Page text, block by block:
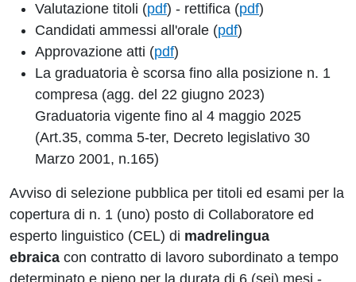
Valutazione titoli (pdf) - rettifica (pdf)
Candidati ammessi all'orale (pdf)
Approvazione atti (pdf)
La graduatoria è scorsa fino alla posizione n. 1
compresa (agg. del 22 giugno 2023)
Graduatoria vigente fino al 4 maggio 2025
(Art.35, comma 5-ter, Decreto legislativo 30
Marzo 2001, n.165)
Avviso di selezione pubblica per titoli ed esami per la
copertura di n. 1 (uno) posto di Collaboratore ed
esperto linguistico (CEL) di madrelingua
ebraica con contratto di lavoro subordinato a tempo